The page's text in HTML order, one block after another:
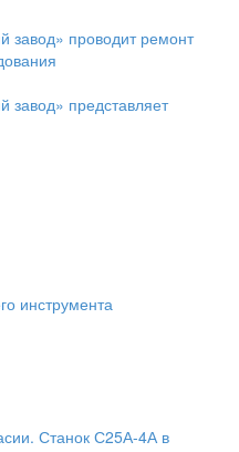
завод» проводит ремонт
завод» представляет
инструмента
Станок С25А-4А в